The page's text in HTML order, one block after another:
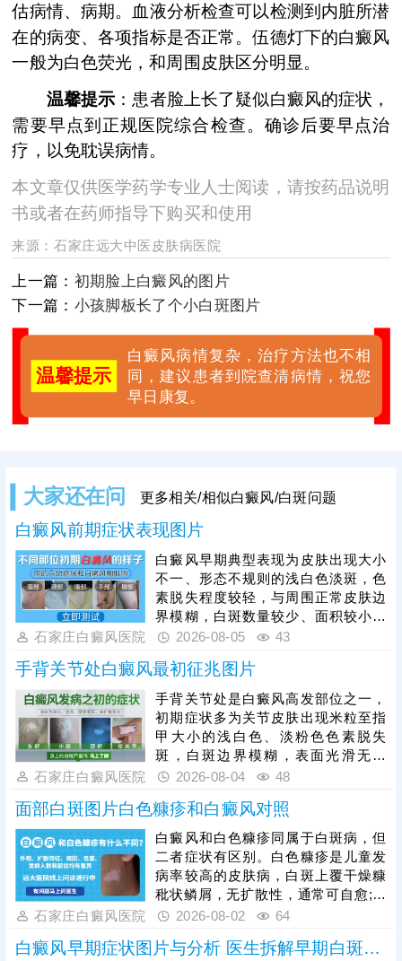
估病情、病期。血液分析检查可以检测到内脏所潜
在的病变、各项指标是否正常。伍德灯下的白癜风
一般为白色荧光，和周围皮肤区分明显。
温馨提示 ：患者脸上长了疑似白癜风的症状，
需要早点到正规医院综合检查。确诊后要早点治
疗，以免耽误病情。
本文章仅供医学药学专业人士阅读，请按药品说明
书或者在药师指导下购买和使用
来源：石家庄远大中医皮肤病医院
上一篇： 初期脸上白癜风的图片
下一篇： 小孩脚板长了个小白斑图片
温馨提示
白癜风病情复杂，治疗方法也不相
同，建议患者到院查清病情，祝您
早日康复。
大家还在问 更多相关/相似白癜风/白斑问题
白癜风前期症状表现图片
白癜风早期典型表现为皮肤出现大小
不一、形态不规则的浅白色淡斑，色
素脱失程度较轻，与周围正常皮肤边
界模糊，白斑数量较少、面积较小，
一般无瘙痒、疼痛、脱屑等自觉不
斑症状不典型，极易与白色糠疹、花
斑癣、贫血痣等色素减退类疾病混
淆，仅凭肉眼难以准确判断。因此发
现皮肤异常白斑后，需及时到正规医
院做科学检查，明确诊断、规避误诊
漏诊。白癜风早期是治疗黄金时机，
及时开展科学对症治疗，复色效率更
高、预后更
石家庄白癜风医院 2026-08-05 43
手背关节处白癜风最初征兆图片
手背关节处是白癜风高发部位之一，
初期症状多为关节皮肤出现米粒至指
甲大小的浅白色、淡粉色色素脱失
斑，白斑边界模糊，表面光滑无鳞
屑、无红肿瘙痒、无疼痛刺痛等不适
感，不会影响皮肤正常功能。白癜风
具备极强的扩散性，手部关节活动频
繁、易受摩擦暴晒，若初期放任不
管，白斑会逐渐扩大、融合，色素脱
失加重，边界变得清晰，甚至蔓延至
整只手背、手指。白癜风初期黑色素
细胞未完全受损，是治疗的黄金时
机，患者需及时就医，结合自身白斑
面积、病程、体质科
石家庄白癜风医院 2026-08-04 48
面部白斑图片白色糠疹和白癜风对照
白癜风和白色糠疹同属于白斑病，但
二者症状有区别。白色糠疹是儿童发
病率较高的皮肤病，白斑上覆干燥糠
秕状鳞屑，无扩散性，通常可自愈;白
癜风发病人群广泛，白斑形成部位随
固，易扩散。可以做伍德灯、三维皮
石家庄白癜风医院 2026-08-02 64
白癜风早期症状图片与分析 医生拆解早期白斑识别逻辑